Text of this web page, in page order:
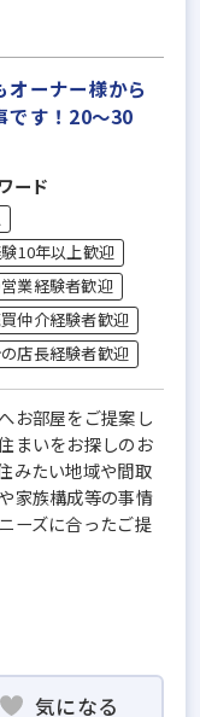
オーナー様から
です！20～30
ード
10年以上歓迎
業経験者歓迎
仲介経験者歓迎
店長経験者歓迎
お部屋をご提案し
まいをお探しのお
みたい地域や間取
家族構成等の事情
ーズに合ったご提
気になる